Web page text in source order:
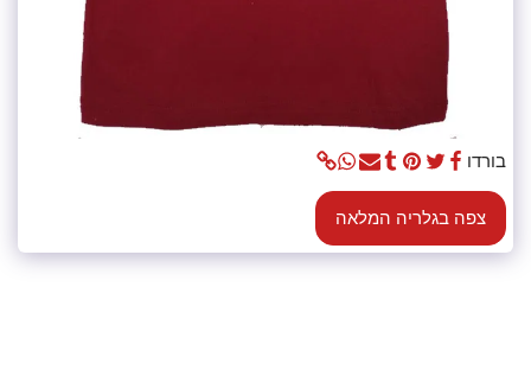
בורדו
צפה בגלריה המלאה